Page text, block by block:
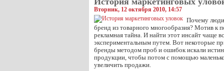
Вторник, 12 октября 2010, 14:57
Почему
бренд из товарного многообразия? Мотив к
рекламная тайна. И найти этот инсайт чаще
экспериментальным путем. Вот некоторые
бренды методом проб и ошибок искали
продукции, чтобы потом с помощью
увеличить продажи.